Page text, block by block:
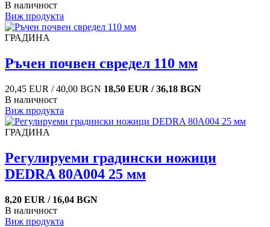
В наличност
Виж продукта
ГРАДИНА
Ръчен почвен свредел 110 мм
20,45 EUR / 40,00 BGN 18,50 EUR / 36,18 BGN
В наличност
Виж продукта
ГРАДИНА
Регулируеми градински ножици
DEDRA 80A004 25 мм
8,20 EUR / 16,04 BGN
В наличност
Виж продукта